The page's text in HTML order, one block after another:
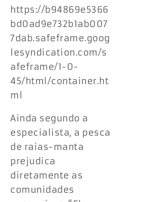
https://b94869e5366
bd0ad9e732b1ab007
7dab.safeframe.goog
lesyndication.com/s
afeframe/1-0-
45/html/container.ht
ml
Ainda segundo a
especialista, a pesca
de raias-manta
prejudica
diretamente as
comunidades